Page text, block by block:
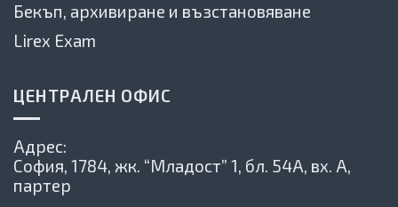
Бекъп, архивиране и възстановяване
Lirex Exam
ЦЕНТРАЛЕН ОФИС
Адрес:
София, 1784, жк. “Младост” 1, бл. 54А, вх. А,
партер